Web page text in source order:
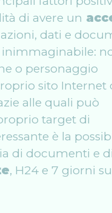
di avere un
dati e
inimmaginabile:
o personaggio
sito Internet
alle quali può
target di
è la
di documenti e di
, H24 e 7 giorni su